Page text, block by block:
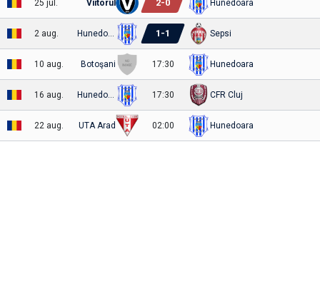
25 jul. Viitorul 2-0 Hunedoara
2 aug. Hunedoara 1 -1 Sepsi
10 aug. Botoşani 17:30 Hunedoara
16 aug. Hunedoara 17:30 CFR Cluj
22 aug. UTA Arad 02:00 Hunedoara